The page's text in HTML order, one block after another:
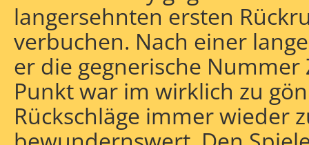
langersehnten ersten
verbuchen. Nach einer
er die gegnerische
Punkt war im wirklich zu
Rückschläge immer wieder